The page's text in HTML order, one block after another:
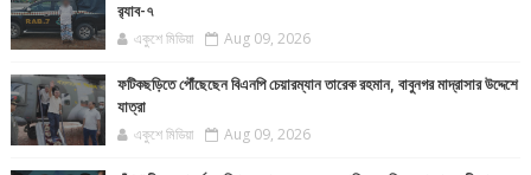
র‍্যাব-৭
একুশে মিডিয়া Aug 09, 2026
ফটিকছড়িতে পৌঁছেছেন বিএনপি চেয়ারম্যান তারেক রহমান, বাবুনগর মাদ্রাসার উদ্দেশে
যাত্রা
একুশে মিডিয়া Aug 09, 2026